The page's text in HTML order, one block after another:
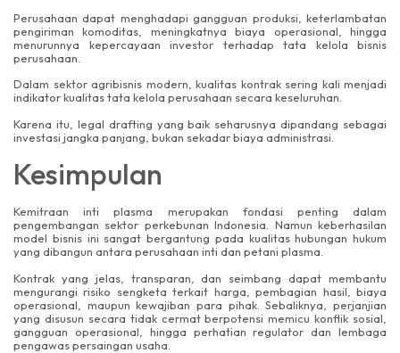
Perusahaan dapat menghadapi gangguan produksi, keterlambatan
pengiriman komoditas, meningkatnya biaya operasional, hingga
menurunnya kepercayaan investor terhadap tata kelola bisnis
perusahaan.
Dalam sektor agribisnis modern, kualitas kontrak sering kali menjadi
indikator kualitas tata kelola perusahaan secara keseluruhan.
Karena itu, legal drafting yang baik seharusnya dipandang sebagai
investasi jangka panjang, bukan sekadar biaya administrasi.
Kesimpulan
Kemitraan inti plasma merupakan fondasi penting dalam
pengembangan sektor perkebunan Indonesia. Namun keberhasilan
model bisnis ini sangat bergantung pada kualitas hubungan hukum
yang dibangun antara perusahaan inti dan petani plasma.
Kontrak yang jelas, transparan, dan seimbang dapat membantu
mengurangi risiko sengketa terkait harga, pembagian hasil, biaya
operasional, maupun kewajiban para pihak. Sebaliknya, perjanjian
yang disusun secara tidak cermat berpotensi memicu konflik sosial,
gangguan operasional, hingga perhatian regulator dan lembaga
pengawas persaingan usaha.